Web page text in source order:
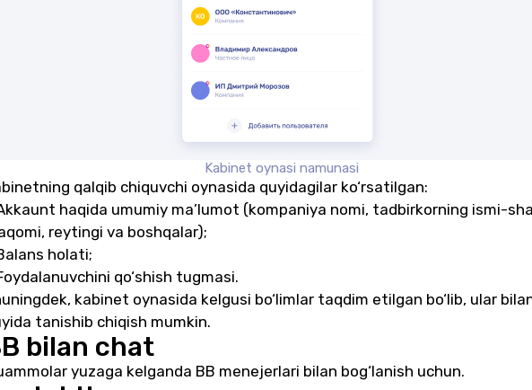
Kabinet oynasi namunasi
qalqib chiquvchi oynasida quyidagilar ko‘rsatilgan:
haqida umumiy ma’lumot (kompaniya nomi, tadbirkorning ismi-
reytingi va boshqalar);
holati;
qo‘shish tugmasi.
kabinet oynasida kelgusi bo‘limlar taqdim etilgan bo‘lib, ular
tanishib chiqish mumkin.
bilan chat
yuzaga kelganda BB menejerlari bilan bog‘lanish uchun.